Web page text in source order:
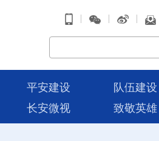
| | |
平安建设 队伍建设
长安微视 致敬英雄